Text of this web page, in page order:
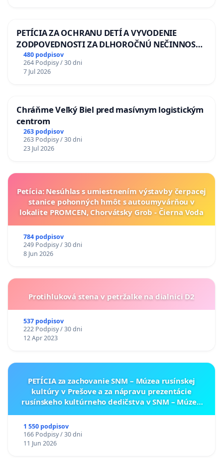
PETÍCIA ZA OCHRANU DETÍ A VYVODENIE
ZODPOVEDNOSTI ZA DLHOROČNÚ NEČINNOSŤ
A ZLYHANIE ŠTÁTU
480 podpisov
264 Podpisy / 30 dni
7 Jul 2026
Chráňme Veľký Biel pred masívnym logistickým
centrom
263 podpisov
263 Podpisy / 30 dni
23 Jul 2026
Petícia: Nesúhlas s umiestnením výstavby čerpacej
stanice pohonných hmôt s autoumyvárňou v
lokalite PROMCEN, Chorvátsky Grob - Čierna Voda
784 podpisov
249 Podpisy / 30 dni
8 Jun 2026
Protihluková stena v petržalke na dialnici D2
537 podpisov
222 Podpisy / 30 dni
12 Apr 2023
PETÍCIA za zachovanie SNM – Múzea rusínskej
kultúry v Prešove a za nápravu prezentácie
rusínskeho kultúrneho dedičstva v SNM – Múzeu
1 550 podpisov
166 Podpisy / 30 dni
11 Jun 2026